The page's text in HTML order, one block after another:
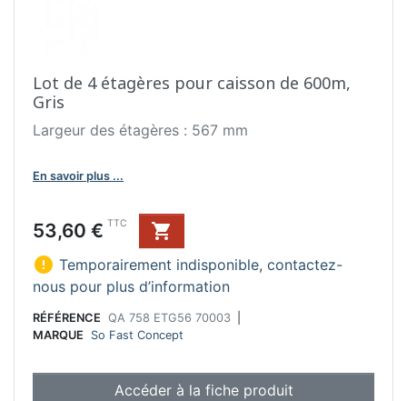
Lot de 4 étagères pour caisson de 600m,
Gris
Largeur des étagères : 567 mm
En savoir plus ...
Prix
53,60 € TTC

 Temporairement indisponible, contactez-
nous pour plus d’information
RÉFÉRENCE QA 758 ETG56 70003
MARQUE
So Fast Concept
Accéder à la fiche produit